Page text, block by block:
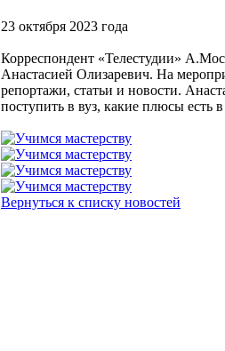
23 октября 2023 года
Корреспондент «Телестудии»
Анастасией Олизаревич. На
репортажи, статьи и новости.
поступить в вуз, какие плюсы есть
Вернуться к списку новостей